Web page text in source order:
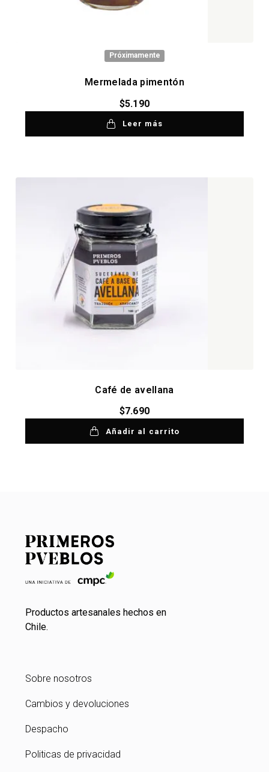
Próximamente
Mermelada pimentón
$5.190
Leer más
Café de avellana
$7.690
Añadir al carrito
Productos artesanales hechos en
Chile.
Sobre nosotros
Cambios y devoluciones
Despacho
Politicas de privacidad